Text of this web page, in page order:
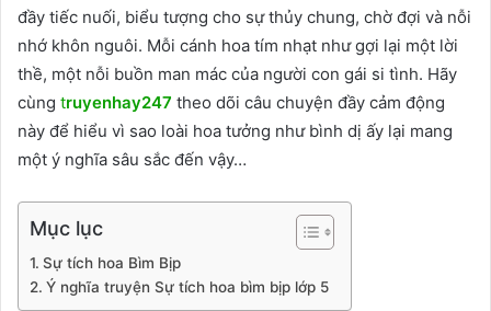
đầy tiếc nuối, biểu tượng cho sự thủy chung, chờ đợi và nỗi
nhớ khôn nguôi. Mỗi cánh hoa tím nhạt như gợi lại một lời
thề, một nỗi buồn man mác của người con gái si tình. Hãy
cùng truyenhay247 theo dõi câu chuyện đầy cảm động
này để hiểu vì sao loài hoa tưởng như bình dị ấy lại mang
một ý nghĩa sâu sắc đến vậy…
Mục lục
Sự tích hoa Bìm Bịp
Ý nghĩa truyện Sự tích hoa bìm bịp lớp 5